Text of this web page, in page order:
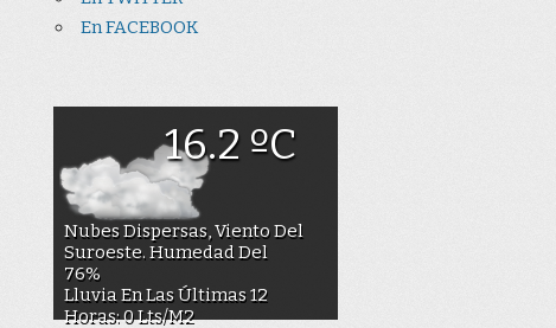
En FACEBOOK
16.2 ºC
Nubes Dispersas, Viento Del
Suroeste. Humedad Del
76%
Lluvia En Las Últimas 12
Horas: 0 Lts/m2